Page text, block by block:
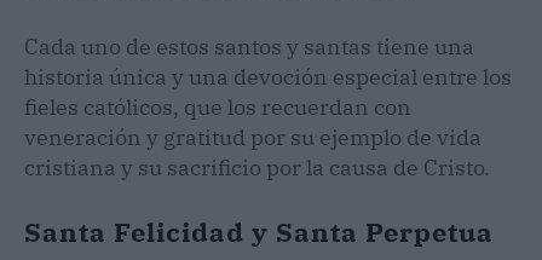
Cada uno de estos santos y santas tiene una
historia única y una devoción especial entre los
fieles católicos, que los recuerdan con
veneración y gratitud por su ejemplo de vida
cristiana y su sacrificio por la causa de Cristo.
Santa Felicidad y Santa Perpetua